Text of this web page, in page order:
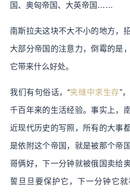
国、奥匈帝国、大英帝国……
南斯拉夫这块不大不小的地方，
大部分帝国的注意力，倒霉的是
它带来什么好处。
我们有句俗话，“夹缝中求生存”
千百年来的生活经验。事实上，
近现代历史的写照，所有的大事
是依附这个帝国，就是被那个帝
哥俩好，下一分钟就被俄国卖给
誓旦旦要保护它，下一分钟它